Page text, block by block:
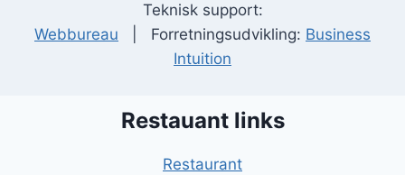
Teknisk support:
Webbureau | Forretningsudvikling: Business
Intuition
Restauant links
Restaurant